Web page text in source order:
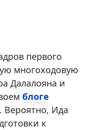
первого
многоходовую
Далалояна и
блоге
Вероятно, Ида
к